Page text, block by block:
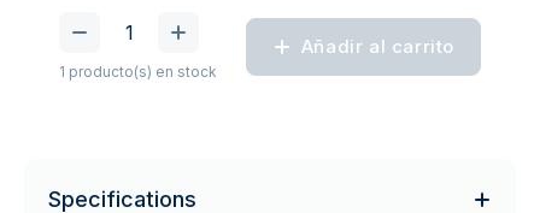
1 producto(s) en stock
Añadir al carrito
Specifications